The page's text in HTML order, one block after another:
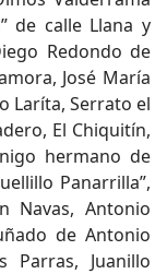
de calle Llana y
Redondo de
José María
Laríta, Serrato el
El Chiquitín,
hermano de
Panarrilla”,
Navas, Antonio
de Antonio
Parras, Juanillo